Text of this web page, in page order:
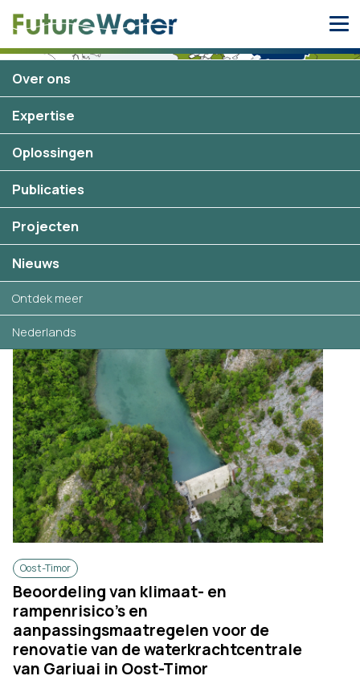
Over ons
Expertise
Oplossingen
Publicaties
Projecten
Nieuws
Ontdek meer
Nederlands
Geselecteerde projecten in
Kazachstan
Oost-Timor
Beoordeling van klimaat- en
rampenrisico’s en
aanpassingsmaatregelen voor de
renovatie van de waterkrachtcentrale
van Gariuai in Oost-Timor